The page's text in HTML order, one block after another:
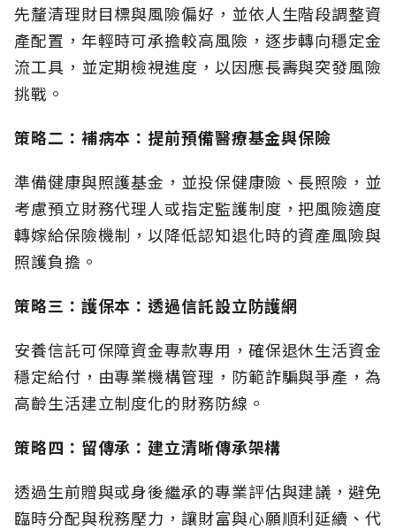
先釐清理財目標與風險偏好，並依人生階段調整資
產配置，年輕時可承擔較高風險，逐步轉向穩定金
流工具，並定期檢視進度，以因應長壽與突發風險
挑戰。
策略二：補病本：提前預備醫療基金與保險
準備健康與照護基金，並投保健康險、長照險，並
考慮預立財務代理人或指定監護制度，把風險適度
轉嫁給保險機制，以降低認知退化時的資產風險與
照護負擔。
策略三：護保本：透過信託設立防護網
安養信託可保障資金專款專用，確保退休生活資金
穩定給付，由專業機構管理，防範詐騙與爭產，為
高齡生活建立制度化的財務防線。
策略四：留傳承：建立清晰傳承架構
透過生前贈與或身後繼承的專業評估與建議，避免
臨時分配與稅務壓力，讓財富與心願順利延續、代